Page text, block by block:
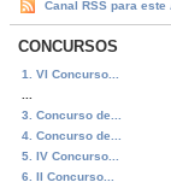
Canal RSS para este
CONCURSOS
1. VI Concurso...
3. Concurso de...
4. Concurso de...
5. IV Concurso...
6. II Concurso...